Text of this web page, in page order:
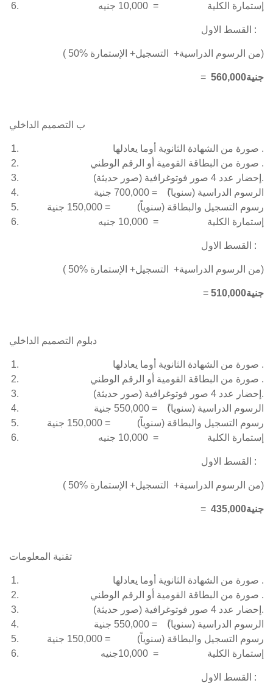
إستمارة الكلية = 10,000 جنيه
القسط الاول :
( 50% من الرسوم الدراسية+ التسجيل+ الإستمارة)
= 560,000جنية
ب التصميم الداخلي
صورة من الشهادة الثانوية أوما يعادلها .
صورة من البطاقة القومية أو الرقم الوطني .
إحضار عدد 4 صور فوتوغرافية (صور حديثة).
الرسوم الدراسية (سنويا)ً = 700,000 جنية
رسوم التسجيل والبطاقة (سنوياً) = 150,000 جنية
إستمارة الكلية = 10,000 جنيه
القسط الاول :
( 50% من الرسوم الدراسية+ التسجيل+ الإستمارة)
= 510 ,000جنية
دبلوم التصميم الداخلي
صورة من الشهادة الثانوية أوما يعادلها .
صورة من البطاقة القومية أو الرقم الوطني .
إحضار عدد 4 صور فوتوغرافية (صور حديثة).
الرسوم الدراسية (سنويا)ً = 550,000 جنية
رسوم التسجيل والبطاقة (سنوياً) = 150,000 جنية
إستمارة الكلية = 10,000 جنيه
القسط الاول :
( 50% من الرسوم الدراسية+ التسجيل+ الإستمارة)
= 435,000جنية
تقنية المعلومات
صورة من الشهادة الثانوية أوما يعادلها .
صورة من البطاقة القومية أو الرقم الوطني .
إحضار عدد 4 صور فوتوغرافية (صور حديثة).
الرسوم الدراسية (سنويا)ً = 550,000 جنية
رسوم التسجيل والبطاقة (سنوياً) = 150,000 جنية
إستمارة الكلية = 10,000جنيه
القسط الاول :